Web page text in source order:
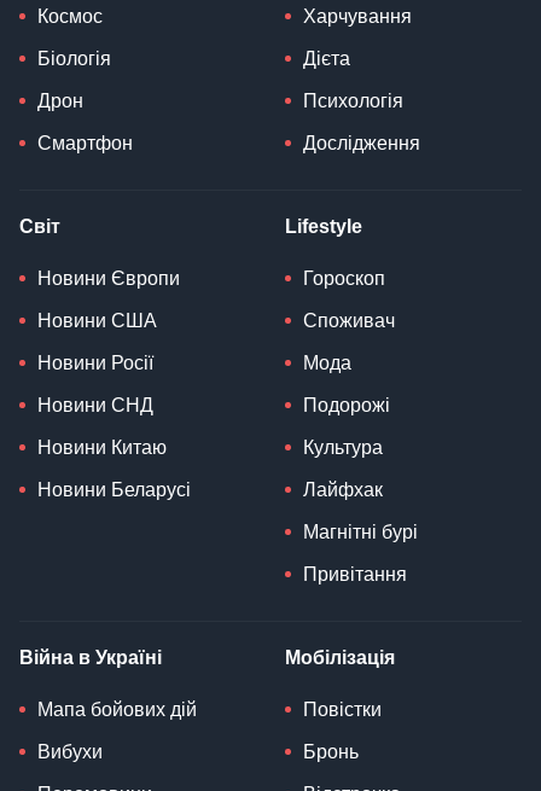
Космос
Біологія
Дрон
Смартфон
Харчування
Дієта
Психологія
Дослідження
Світ
Новини Європи
Новини США
Новини Росії
Новини СНД
Новини Китаю
Новини Беларусі
Lifestyle
Гороскоп
Споживач
Мода
Подорожі
Культура
Лайфхак
Магнітні бурі
Привітання
Війна в Україні
Мапа бойових дій
Вибухи
Мобілізація
Повістки
Бронь